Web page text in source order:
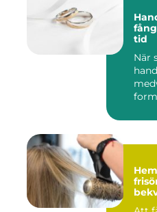
tid
När